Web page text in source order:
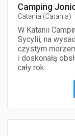
Camping
Catania (Catania)
W Katanii
Sycylii, na
czystym
i doskonałą
cały rok.